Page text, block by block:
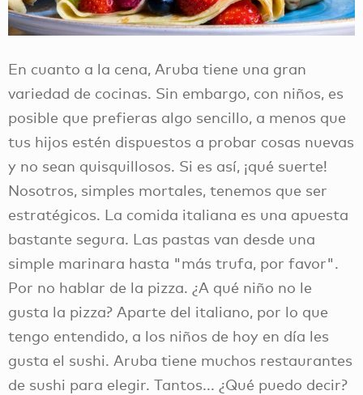
En cuanto a la cena, Aruba tiene una gran
variedad de cocinas. Sin embargo, con niños, es
posible que prefieras algo sencillo, a menos que
tus hijos estén dispuestos a probar cosas nuevas
y no sean quisquillosos. Si es así, ¡qué suerte!
Nosotros, simples mortales, tenemos que ser
estratégicos. La comida italiana es una apuesta
bastante segura. Las pastas van desde una
simple marinara hasta "más trufa, por favor".
Por no hablar de la pizza. ¿A qué niño no le
gusta la pizza? Aparte del italiano, por lo que
tengo entendido, a los niños de hoy en día les
gusta el sushi. Aruba tiene muchos restaurantes
de sushi para elegir. Tantos... ¿Qué puedo decir?